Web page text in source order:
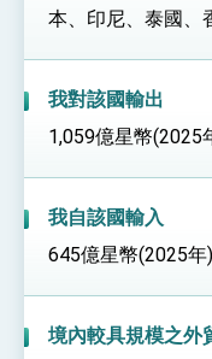
本、印尼、泰國、
我對該國輸出
1,059億星幣(2025
我自該國輸入
645億星幣(2025年)
境內較具規模之外